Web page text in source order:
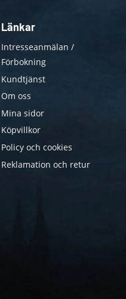
Länkar
Intresseanmälan /
Förbokning
Kundtjänst
Om oss
Mina sidor
Köpvillkor
Policy och cookies
Reklamation och retur